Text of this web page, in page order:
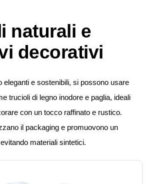
naturali e
decorativi
eleganti e sostenibili, si possono usare
trucioli di legno inodore e paglia, ideali
con un tocco raffinato e rustico.
il packaging e promuovono un
materiali sintetici.